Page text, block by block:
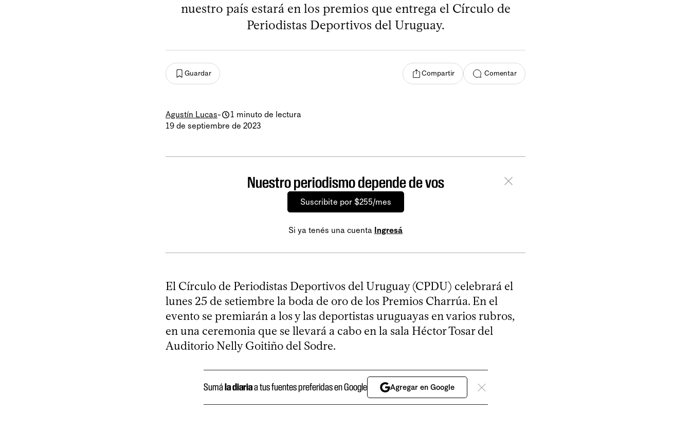
nuestro país estará en los premios que entrega el Círculo de
Periodistas Deportivos del Uruguay.
Guardar Compartir Comentar
Agustín Lucas-
1 minuto de lectura
19 de septiembre de 2023
Nuestro periodismo depende de vos
Suscribite por $255/mes
Si ya tenés una cuenta Ingresá
El Círculo de Periodistas Deportivos del Uruguay (CPDU) celebrará el
lunes 25 de setiembre la boda de oro de los Premios Charrúa. En el
evento se premiarán a los y las deportistas uruguayas en varios rubros,
en una ceremonia que se llevará a cabo en la sala Héctor Tosar del
Auditorio Nelly Goitiño del Sodre.
Sumála diariaa tus fuentes preferidas en Google Agregar en Google